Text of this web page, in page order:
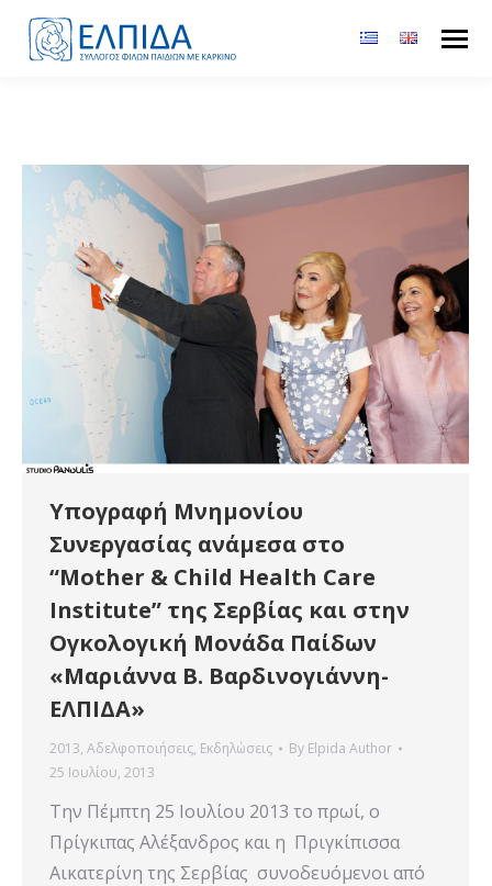
Υπογραφή Μνημονίου
Συνεργασίας ανάμεσα στο
“Mother & Child Health Care
Institute” της Σερβίας και στην
Ογκολογική Μονάδα Παίδων
«Μαριάννα Β. Βαρδινογιάννη-
ΕΛΠΙΔΑ»
2013, Αδελφοποιήσεις, Εκδηλώσεις By Elpida Author
25 Ιουλίου, 2013
Την Πέμπτη 25 Ιουλίου 2013 το πρωί, ο
Πρίγκιπας Αλέξανδρος και η Πριγκίπισσα
Αικατερίνη της Σερβίας συνοδευόμενοι από